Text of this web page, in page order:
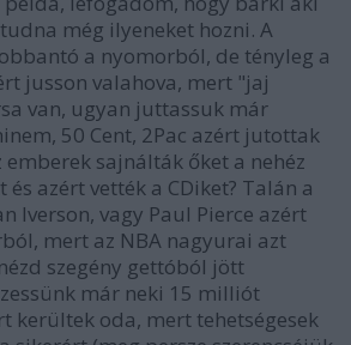
még ilyeneket hozni. A
a nyomorból, de tényleg a
jusson valahova, mert "jaj
van, ugyan juttassuk már
50 Cent, 2Pac azért jutottak
emberek sajnálták őket a nehéz
azért vették a CDiket? Talán a
Iverson, vagy Paul Pierce azért
mert az NBA nagyurai azt
szegény gettóból jött
már neki 15 milliót
kerültek oda, mert tehetségesek